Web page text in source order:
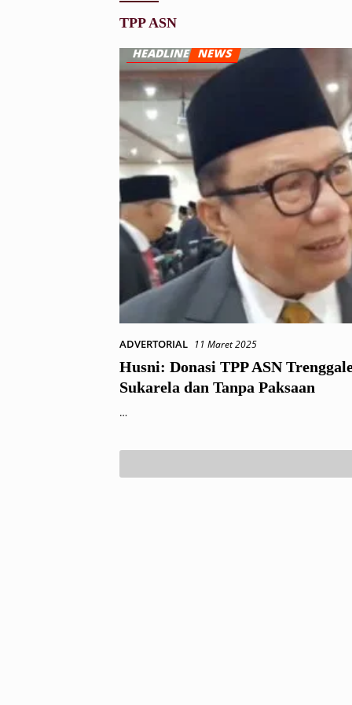
TPP ASN
ADVERTORIAL 11 Maret 2025
Husni: Donasi TPP ASN
Sukarela dan Tanpa Paksaan
…